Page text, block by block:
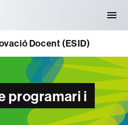
Docent (ESID)
programari i